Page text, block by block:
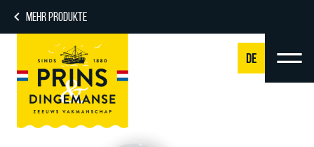
MEHR PRODUKTE
DE